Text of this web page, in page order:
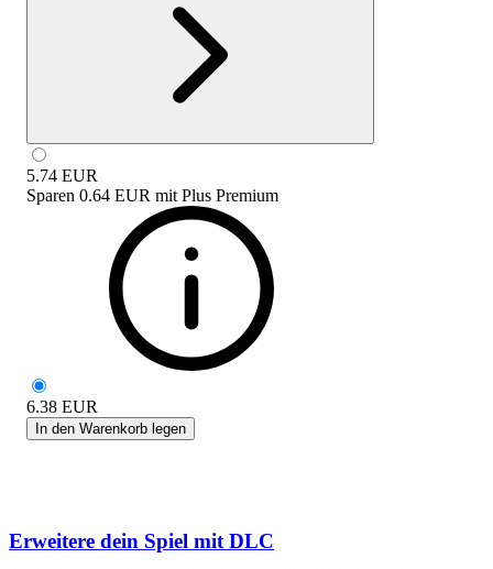
5.74 EUR
Sparen 0.64 EUR mit Plus Premium
6.38 EUR
In den Warenkorb legen
Erweitere dein Spiel mit DLC